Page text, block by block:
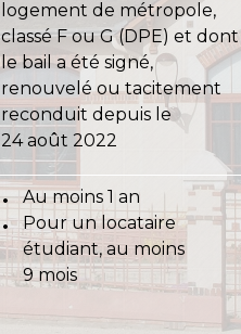
logement de métropole,
classé F ou G (DPE) et dont
le bail a été signé,
renouvelé ou tacitement
reconduit depuis le
24 août 2022
Au moins 1 an
Pour un locataire
étudiant, au moins
9 mois